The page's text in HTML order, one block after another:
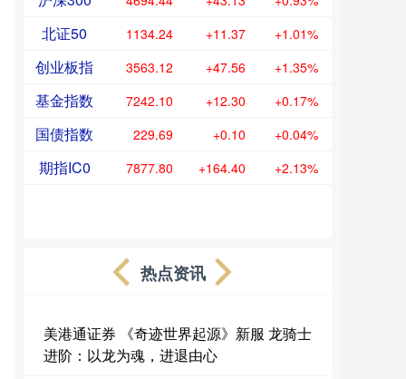
北证50 1134.24 +11.37 +1.01%
创业板指 3563.12 +47.56 +1.35%
基金指数 7242.10 +12.30 +0.17%
国债指数 229.69 +0.10 +0.04%
期指IC0 7877.80 +164.40 +2.13%
热点资讯
美港通证券 《奇迹世界起源》新服 龙骑士
进阶：以龙为魂，进退由心